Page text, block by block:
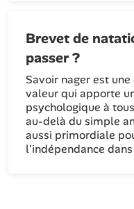
Brevet de
passer ?
Savoir nager est
valeur qui apporte
psychologique à
au-delà du simple
aussi primordiale
l'indépendance